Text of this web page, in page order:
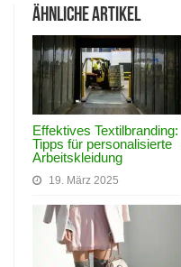
Ähnliche Artikel
Effektives Textilbranding:
Tipps für personalisierte
Arbeitskleidung
19. März 2025